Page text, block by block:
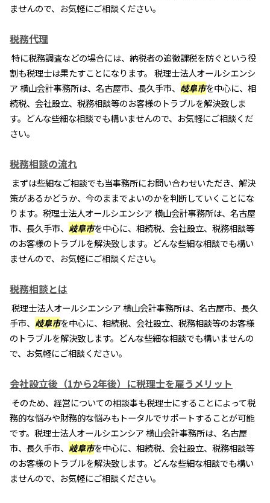
ませんので、お気軽にご相談ください。
税務代理
特に税務調査などの場合には、納税者の追徴課税を防ぐという役
割も税理士は果たすことになります。 税理士法人オールシエンシ
ア 横山会計事務所は、名古屋市、長久手市、 岐阜市を中心に、相
続税、会社設立、税務相談等のお客様のトラブルを解決致しま
す。どんな些細な相談でも構いませんので、お気軽にご相談くだ
さい。
税務相談の流れ
まずは些細なご相談でも当事務所にお問い合わせいただき、解決
策があるかどうか、今のままでよいのかを判断していくことにな
ります。税理士法人オールシエンシア 横山会計事務所は、名古屋
市、長久手市、 岐阜市を中心に、相続税、会社設立、税務相談等
のお客様のトラブルを解決致します。どんな些細な相談でも構い
ませんので、お気軽にご相談ください。
税務相談とは
税理士法人オールシエンシア 横山会計事務所は、名古屋市、長久
手市、 岐阜市を中心に、相続税、会社設立、税務相談等のお客様
のトラブルを解決致します。どんな些細な相談でも構いませんの
で、お気軽にご相談ください。
会社設立後（1から2年後）に税理士を雇うメリット
そのため、経営についての相談事も税理士にすることによって税
務的な悩みや財務的な悩みもトータルでサポートすることが可能
です。税理士法人オールシエンシア 横山会計事務所は、名古屋
市、長久手市、 岐阜市を中心に、相続税、会社設立、税務相談等
のお客様のトラブルを解決致します。どんな些細な相談でも構い
ませんので、お気軽にご相談ください。